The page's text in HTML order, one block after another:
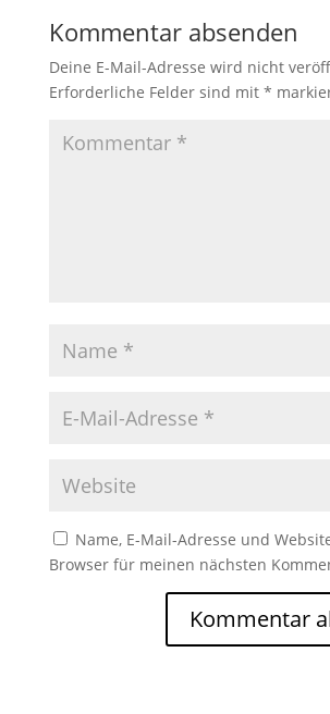
Kommentar absenden
Deine E-Mail-Adresse wird nicht
Erforderliche Felder sind mit *
Name, E-Mail-Adresse und
Browser für meinen nächsten